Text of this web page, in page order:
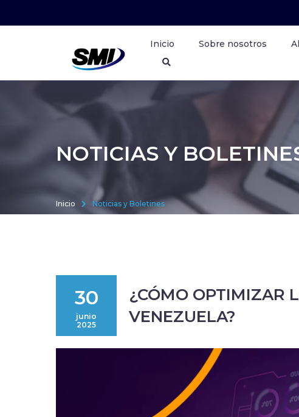
Inicio Sobre nosotros
NOTICIAS Y
Inicio Noticias y Boletines
30
junio
2025
¿CÓMO OPTIMIZAR
VENEZUELA?